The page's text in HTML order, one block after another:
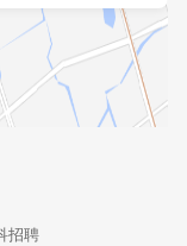
招聘